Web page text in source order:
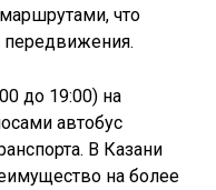
что
до 19:00) на
автобус
В Казани
на более